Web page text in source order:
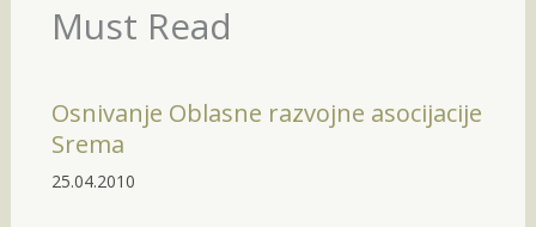
Must Read
Osnivanje Oblasne razvojne asocijacije
Srema
25.04.2010